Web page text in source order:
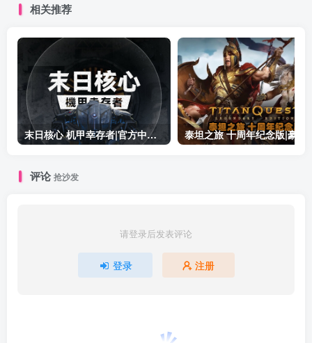
相关推荐
末日核心 机甲幸存者|官方中文|Build.19601158|解压即撸|
评论抢沙发
请登录后发表评论
登录 注册